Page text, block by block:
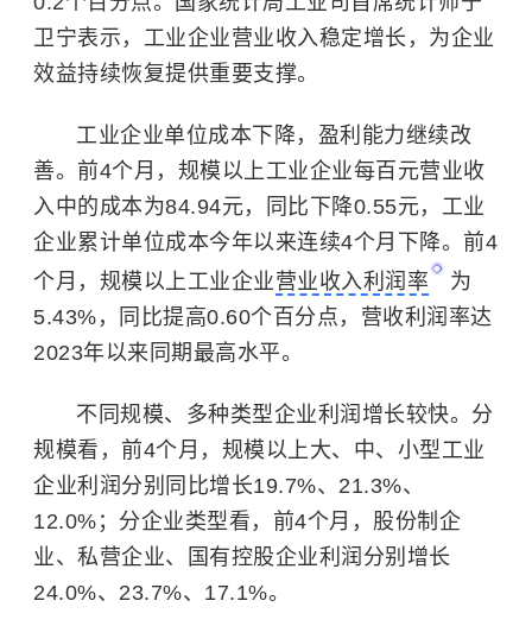
卫宁表示，工业企业营业收入稳定增长，为企业
效益持续恢复提供重要支撑。
工业企业单位成本下降，盈利能力继续改
善。前4个月，规模以上工业企业每百元营业收
入中的成本为84.94元，同比下降0.55元，工业
企业累计单位成本今年以来连续4个月下降。前4
个月，规模以上工业企业营业收入利润率
为
5.43%，同比提高0.60个百分点，营收利润率达
2023年以来同期最高水平。
不同规模、多种类型企业利润增长较快。分
规模看，前4个月，规模以上大、中、小型工业
企业利润分别同比增长19.7%、21.3%、
12.0%；分企业类型看，前4个月，股份制企
业、私营企业、国有控股企业利润分别增长
24.0%、23.7%、17.1%。